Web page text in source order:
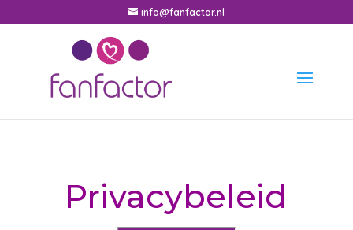
info@fanfactor.nl
Privacybeleid